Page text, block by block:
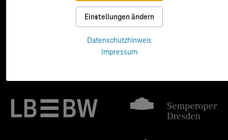
Einstellungen ändern
Datenschutzhinweis
Impressum